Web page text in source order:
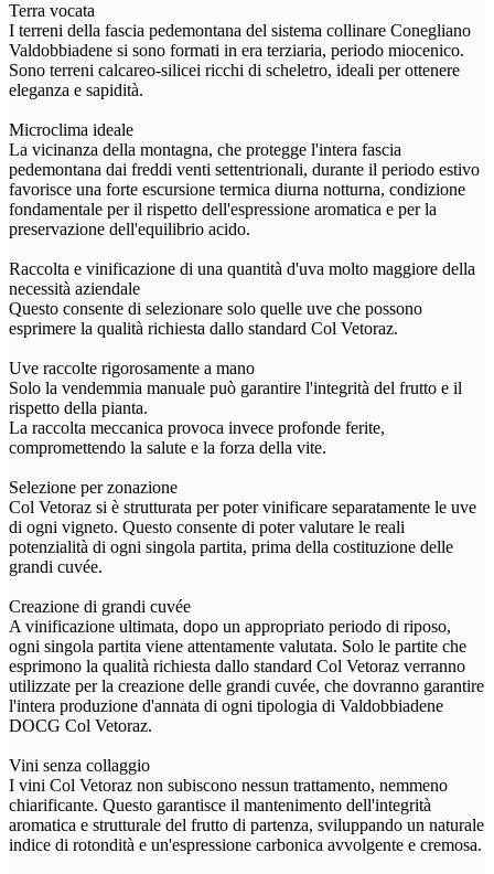
Terra vocata
I terreni della fascia pedemontana del sistema collinare Conegliano
Valdobbiadene si sono formati in era terziaria, periodo miocenico.
Sono terreni calcareo-silicei ricchi di scheletro, ideali per ottenere
eleganza e sapidità.
Microclima ideale
La vicinanza della montagna, che protegge l'intera fascia
pedemontana dai freddi venti settentrionali, durante il periodo estivo
favorisce una forte escursione termica diurna notturna, condizione
fondamentale per il rispetto dell'espressione aromatica e per la
preservazione dell'equilibrio acido.
Raccolta e vinificazione di una quantità d'uva molto maggiore della
necessità aziendale
Questo consente di selezionare solo quelle uve che possono
esprimere la qualità richiesta dallo standard Col Vetoraz.
Uve raccolte rigorosamente a mano
Solo la vendemmia manuale può garantire l'integrità del frutto e il
rispetto della pianta.
La raccolta meccanica provoca invece profonde ferite,
compromettendo la salute e la forza della vite.
Selezione per zonazione
Col Vetoraz si è strutturata per poter vinificare separatamente le uve
di ogni vigneto. Questo consente di poter valutare le reali
potenzialità di ogni singola partita, prima della costituzione delle
grandi cuvée.
Creazione di grandi cuvée
A vinificazione ultimata, dopo un appropriato periodo di riposo,
ogni singola partita viene attentamente valutata. Solo le partite che
esprimono la qualità richiesta dallo standard Col Vetoraz verranno
utilizzate per la creazione delle grandi cuvée, che dovranno garantire
l'intera produzione d'annata di ogni tipologia di Valdobbiadene
DOCG Col Vetoraz.
Vini senza collaggio
I vini Col Vetoraz non subiscono nessun trattamento, nemmeno
chiarificante. Questo garantisce il mantenimento dell'integrità
aromatica e strutturale del frutto di partenza, sviluppando un naturale
indice di rotondità e un'espressione carbonica avvolgente e cremosa.